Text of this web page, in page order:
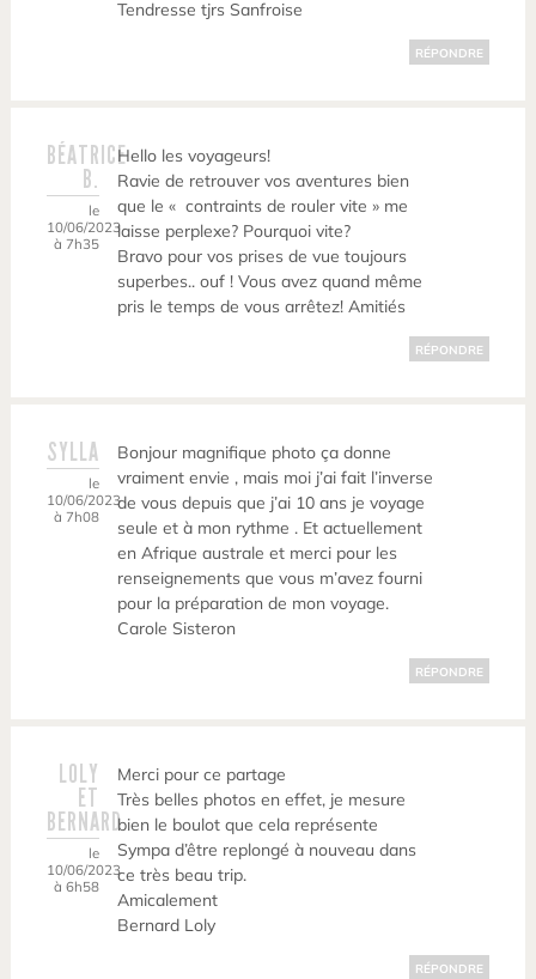
Tendresse tjrs Sanfroise
RÉPONDRE
BÉATRICE
B.
le
10/06/2023
à 7h35
Hello les voyageurs!
Ravie de retrouver vos aventures bien
que le « contraints de rouler vite » me
laisse perplexe? Pourquoi vite?
Bravo pour vos prises de vue toujours
superbes.. ouf ! Vous avez quand même
pris le temps de vous arrêtez! Amitiés
RÉPONDRE
SYLLA
le
10/06/2023
à 7h08
Bonjour magnifique photo ça donne
vraiment envie , mais moi j’ai fait l’inverse
de vous depuis que j’ai 10 ans je voyage
seule et à mon rythme . Et actuellement
en Afrique australe et merci pour les
renseignements que vous m’avez fourni
pour la préparation de mon voyage.
Carole Sisteron
RÉPONDRE
LOLY
ET
BERNARD
le
10/06/2023
à 6h58
Merci pour ce partage
Très belles photos en effet, je mesure
bien le boulot que cela représente
Sympa d’être replongé à nouveau dans
ce très beau trip.
Amicalement
Bernard Loly
RÉPONDRE